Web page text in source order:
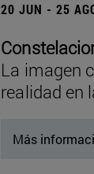
20 JUN - 25
La imagen
realidad en
Más